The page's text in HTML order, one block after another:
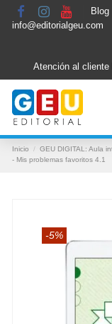
Blog
info@editorialgeu.com
Atención al cliente
Inicio GEU DIGITAL: Aula
- Mis problemas favoritos 4.1
-5%